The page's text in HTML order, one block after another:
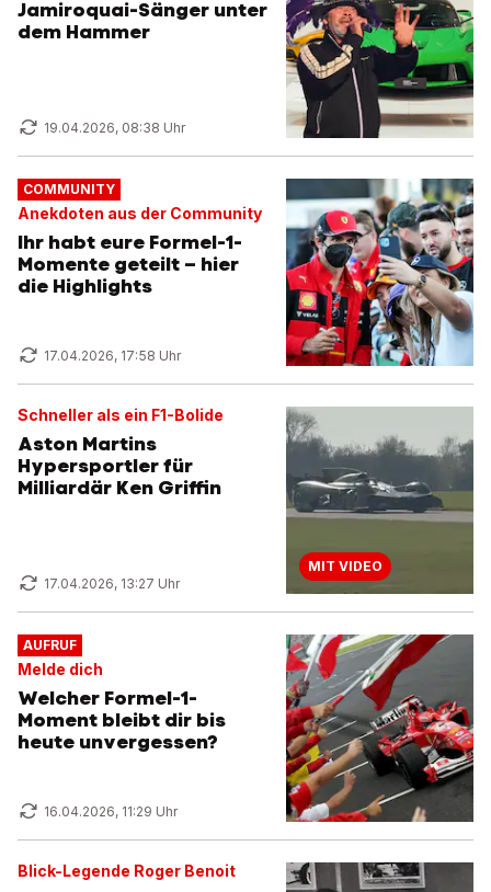
Jamiroquai-Sänger unter
dem Hammer
19.04.2026, 08:38 Uhr
COMMUNITY
Anekdoten aus der Community
Ihr habt eure Formel-1-
Momente geteilt – hier
die Highlights
17.04.2026, 17:58 Uhr
Schneller als ein F1-Bolide
Aston Martins
Hypersportler für
Milliardär Ken Griffin
17.04.2026, 13:27 Uhr
MIT VIDEO
AUFRUF
Melde dich
Welcher Formel-1-
Moment bleibt dir bis
heute unvergessen?
16.04.2026, 11:29 Uhr
Blick-Legende Roger Benoit